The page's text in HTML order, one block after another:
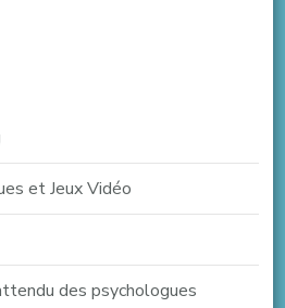
et Jeux Vidéo
des psychologues